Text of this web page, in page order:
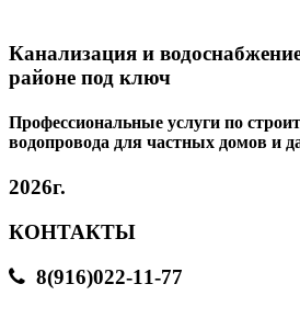
Канализация и
районе под ключ
Профессиональные услуги по
водопровода для частных домов и
2026г.
КОНТАКТЫ
8(916)022-11-77